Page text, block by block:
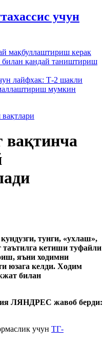
учун
мақбуллаштириш керак
қандай таништириш
лайфхак: Т-2 шакли
мумкин
ги, тунги, «ухлаш»,
кетиши туфайли
яъни ходимни
юзага келди. Ходим
билан
ЛЯНДРЕС жавоб берди:
учун ТГ-